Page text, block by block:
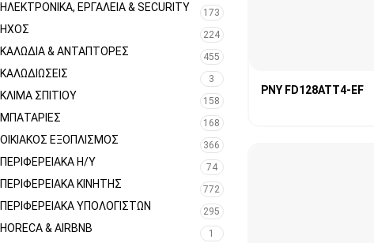
ΗΛΕΚΤΡΟΝΙΚΆ, ΕΡΓΑΛΕΊΑ & SECURITY 173
ΉΧΟΣ 224
ΚΑΛΏΔΙΑ & ΑΝΤΆΠΤΟΡΕΣ 455
ΚΑΛΩΔΙΏΣΕΙΣ 3
ΚΛΊΜΑ ΣΠΙΤΙΟΎ 158
ΜΠΑΤΑΡΊΕΣ 168
ΟΙΚΙΑΚΌΣ ΕΞΟΠΛΙΣΜΌΣ 366
ΠΕΡΙΦΕΡΕΙΑΚΑ Η/Υ 74
ΠΕΡΙΦΕΡΕΙΑΚΑ ΚΙΝΗΤΗΣ 772
ΠΕΡΙΦΕΡΕΙΑΚΆ ΥΠΟΛΟΓΙΣΤΏΝ 295
HORECA & AIRBNB 1
PNY FD128ATT4-EF